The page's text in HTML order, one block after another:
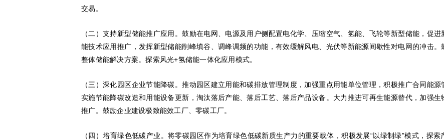
交易。
（二）支持新型储能推广应用。鼓励在电网、电源及用户侧配置电化学、压缩空气、氢能、飞轮等新型储能，促
能技术应用推广，发挥新型储能削峰填谷、调峰调频的功能，有效缓解风电、光伏等新能源间歇性对电网的冲击
整体储能解决方案。探索风光+氢储能一体化应用模式。
（三）深化园区企业节能降碳。推动园区建立用能和碳排放管理制度，加强重点用能单位管理，积极推广合同能
实施节能降碳改造和用能设备更新，淘汰落后产能、落后工艺、落后产品设备。大力推进可再生能源替代，加强
推广。鼓励企业建设极致能效工厂、零碳工厂。
（四）培育绿色低碳产业。将零碳园区作为培育绿色低碳新质生产力的重要载体，积极发展“以绿制绿”模式，探